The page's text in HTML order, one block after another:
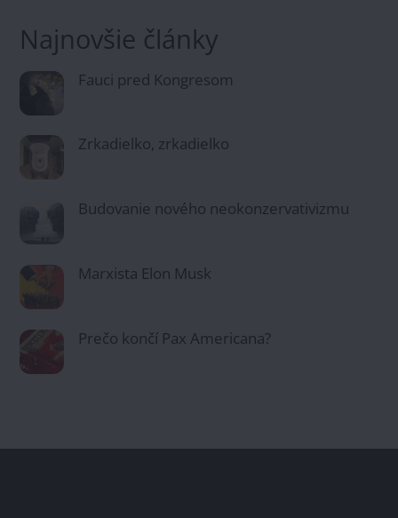
Najnovšie články
Fauci pred Kongresom
Zrkadielko, zrkadielko
Budovanie nového neokonzervativizmu
Marxista Elon Musk
Prečo končí Pax Americana?